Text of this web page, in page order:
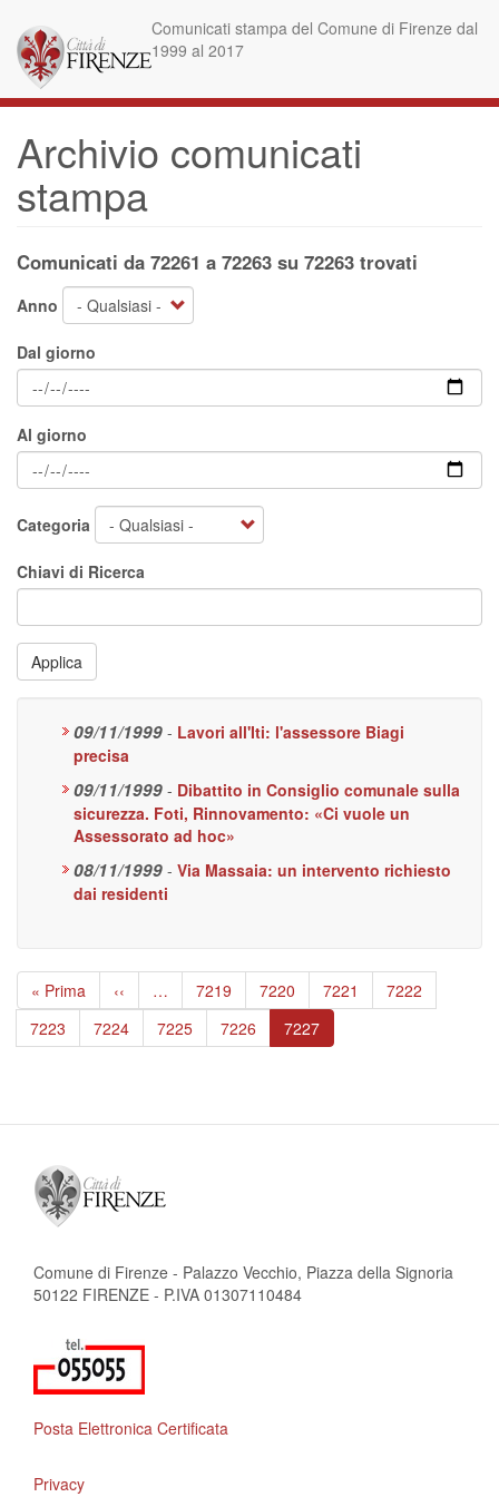
contenuto
principale
Comunicati stampa del Comune di Firenze dal
1999 al 2017
Archivio comunicati
stampa
Comunicati da 72261 a 72263 su 72263 trovati
Anno
Dal giorno
Al giorno
Categoria
Chiavi di Ricerca
Applica
09/11/1999 - Lavori all'Iti: l'assessore Biagi
precisa
09/11/1999 - Dibattito in Consiglio comunale sulla
sicurezza. Foti, Rinnovamento: «Ci vuole un
Assessorato ad hoc»
08/11/1999 - Via Massaia: un intervento richiesto
dai residenti
Paginazione
Prima
pagina
« Prima
Pagina
precedente
‹‹ … Page
7219 Page
7220 Page
7221 Page
7222
Page
7223 Page
7224 Page
7225 Page
7226
Pagina
attuale
7227
Comune di Firenze - Palazzo Vecchio, Piazza della Signoria
50122 FIRENZE - P.IVA 01307110484
Posta Elettronica Certificata
Privacy